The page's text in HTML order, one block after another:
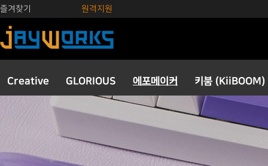
즐겨찾기 원격지원
Creative GLORIOUS 에포메이커
키캡
키붐 (KiiBOOM)